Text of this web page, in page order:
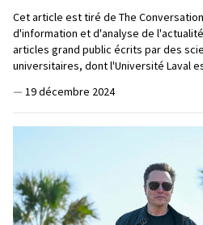
Cet article est tiré de The
d'information et d'analyse de
articles grand public écrits par des
universitaires, dont l'Université Laval
— 19 décembre 2024